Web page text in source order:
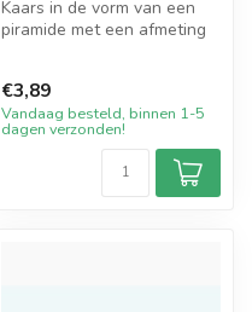
Kaars in de vorm van een
piramide met een afmeting
€3,89
Vandaag besteld, binnen 1-5
dagen verzonden!